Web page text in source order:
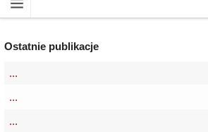
Ostatnie publikacje
...
...
...